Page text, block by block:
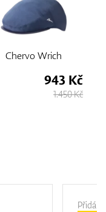
Chervo Wrich
943 Kč
1.450 Kč